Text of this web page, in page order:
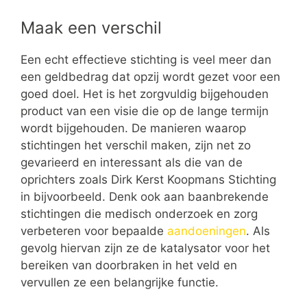
Maak een verschil
Een echt effectieve stichting is veel meer dan
een geldbedrag dat opzij wordt gezet voor een
goed doel. Het is het zorgvuldig bijgehouden
product van een visie die op de lange termijn
wordt bijgehouden. De manieren waarop
stichtingen het verschil maken, zijn net zo
gevarieerd en interessant als die van de
oprichters zoals Dirk Kerst Koopmans Stichting
in bijvoorbeeld. Denk ook aan baanbrekende
stichtingen die medisch onderzoek en zorg
verbeteren voor bepaalde aandoeningen. Als
gevolg hiervan zijn ze de katalysator voor het
bereiken van doorbraken in het veld en
vervullen ze een belangrijke functie.